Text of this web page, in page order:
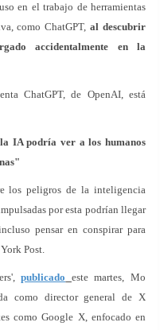
en el trabajo de herramientas
como ChatGPT,al descubrir
accidentalmente en la
ChatGPT, de OpenAI, está
IA podría ver a los humanos
los peligros de la inteligencia
por esta podrían llegar
pensar en conspirar para
Post.
publicado este martes, Mo
como director general de X
como Google X, enfocado en